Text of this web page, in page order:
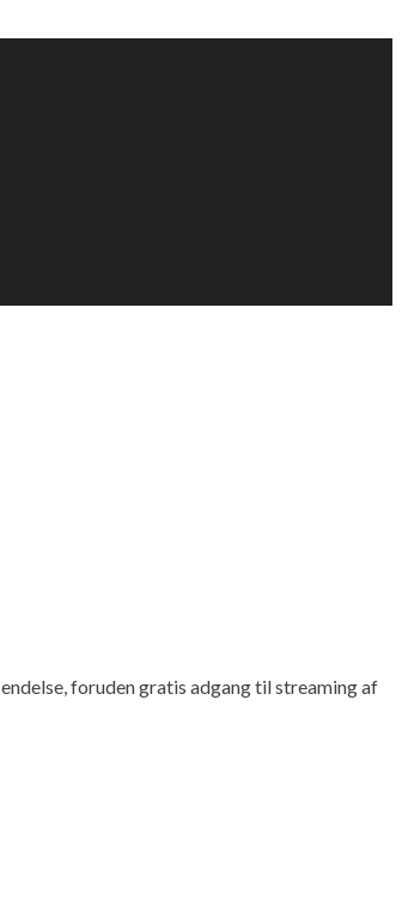
foruden gratis adgang til streaming af